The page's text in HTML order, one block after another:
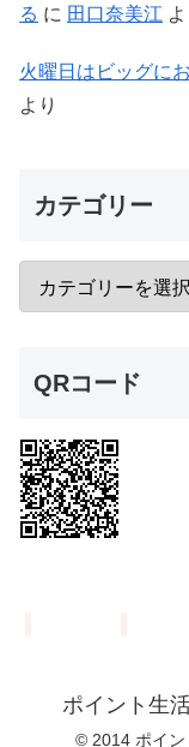
る に 田口奈美江 よ
火曜日はビッグに
より
カテゴリー
QRコード
ポイント生
© 2014 ポイン